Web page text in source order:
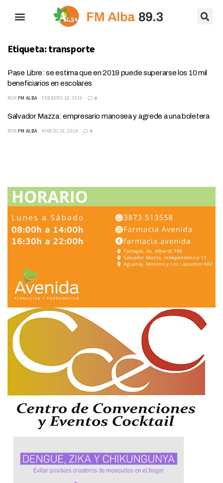
Etiqueta: transporte
Pase Libre: se estima que en 2019 puede superarse los 10 mil
beneficiarios en escolares
POR FM ALBA FEBRERO 18, 2019 0
Salvador Mazza: empresario manosea y agrede a una boletera
POR FM ALBA MARZO 16, 2018 0